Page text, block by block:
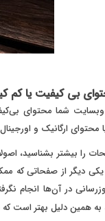
بی کیفیت یا کم
شما محتوای
محتوای ارگانیک و
یکی دیگر از صفحاتی که
در آن‌ها انجام
به همین دلیل بهتر است